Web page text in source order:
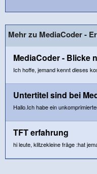
Mehr zu MediaCoder -
MediaCoder - Blicke
Ich hoffe, jemand kennt dieses
Untertitel sind bei
Hallo.Ich habe ein
TFT erfahrung
hi leute, klitzekleine fräge :hat